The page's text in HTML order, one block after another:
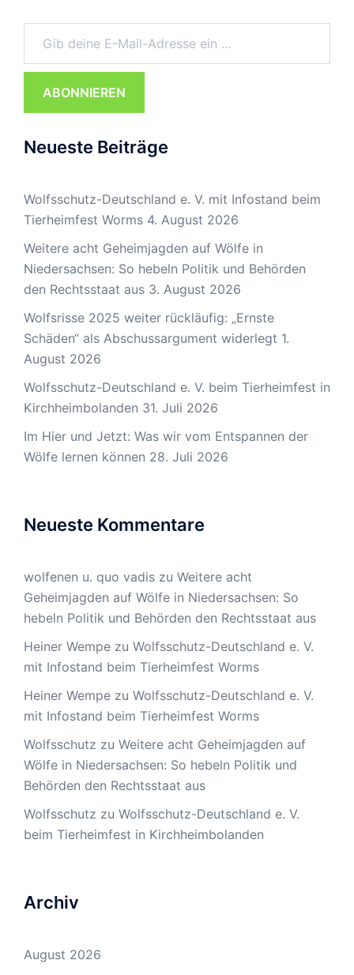
Gib deine E-Mail-Adresse ein ...
ABONNIEREN
Neueste Beiträge
Wolfsschutz-Deutschland e. V. mit Infostand beim
Tierheimfest Worms 4. August 2026
Weitere acht Geheimjagden auf Wölfe in
Niedersachsen: So hebeln Politik und Behörden
den Rechtsstaat aus 3. August 2026
Wolfsrisse 2025 weiter rückläufig: „Ernste
Schäden“ als Abschussargument widerlegt 1.
August 2026
Wolfsschutz-Deutschland e. V. beim Tierheimfest in
Kirchheimbolanden 31. Juli 2026
Im Hier und Jetzt: Was wir vom Entspannen der
Wölfe lernen können 28. Juli 2026
Neueste Kommentare
wolfenen u. quo vadis zu Weitere acht
Geheimjagden auf Wölfe in Niedersachsen: So
hebeln Politik und Behörden den Rechtsstaat aus
Heiner Wempe zu Wolfsschutz-Deutschland e. V.
mit Infostand beim Tierheimfest Worms
Heiner Wempe zu Wolfsschutz-Deutschland e. V.
mit Infostand beim Tierheimfest Worms
Wolfsschutz zu Weitere acht Geheimjagden auf
Wölfe in Niedersachsen: So hebeln Politik und
Behörden den Rechtsstaat aus
Wolfsschutz zu Wolfsschutz-Deutschland e. V.
beim Tierheimfest in Kirchheimbolanden
Archiv
August 2026